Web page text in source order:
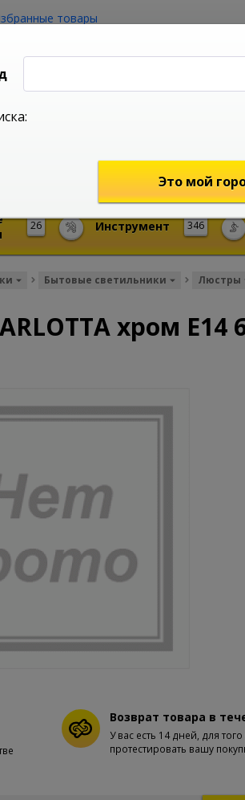
товары
shop@mireks.ru
26 346
Инструмент
Бытовые светильники Люстры
хром E14
Возврат товара в
У вас есть 14 дней, для
протестировать вашу
Это мой